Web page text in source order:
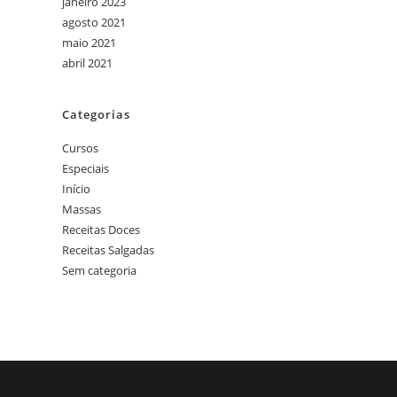
agosto 2021
maio 2021
abril 2021
Categorias
Cursos
Especiais
Início
Massas
Receitas Doces
Receitas Salgadas
Sem categoria